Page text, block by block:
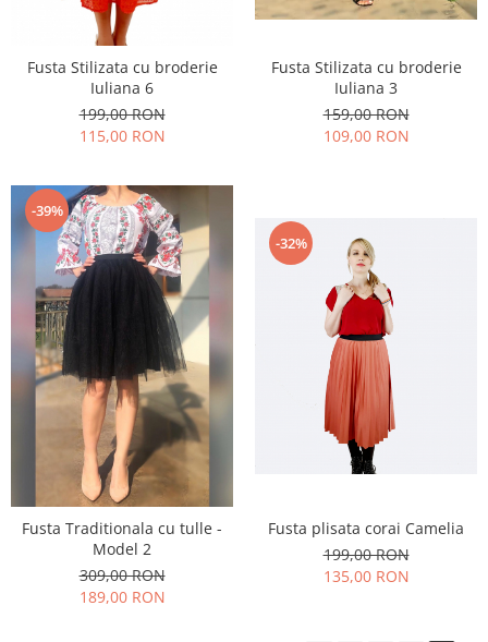
Fusta Stilizata cu broderie
Iuliana 6
199,00 RON
115,00 RON
Fusta Stilizata cu broderie
Iuliana 3
159,00 RON
109,00 RON
-39%
Fusta Traditionala cu tulle -
Model 2
309,00 RON
189,00 RON
-32%
Fusta plisata corai Camelia
199,00 RON
135,00 RON